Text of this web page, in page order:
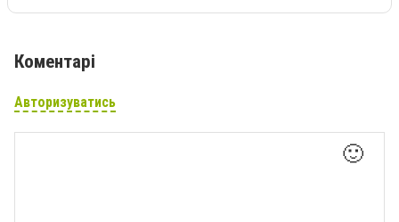
Коментарі
Авторизуватись
🙂